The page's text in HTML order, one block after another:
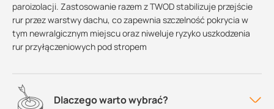
paroizolacji. Zastosowanie razem z TWOD stabilizuje przejście
rur przez warstwy dachu, co zapewnia szczelność pokrycia w
tym newralgicznym miejscu oraz niweluje ryzyko uszkodzenia
rur przyłączeniowych pod stropem
Dlaczego warto wybrać?